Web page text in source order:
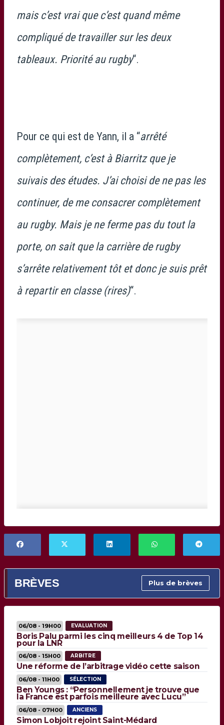
mais c’est vrai que c’est quand même
compliqué de travailler sur les deux
tableaux. Priorité au rugby“.
Pour ce qui est de Yann, il a “arrêté
complètement, c’est à Biarritz que je
suivais des études. J’ai choisi de ne pas les
continuer, de me consacrer complètement
au rugby. Mais je ne ferme pas du tout la
porte, on sait que la carrière de rugby
s’arrête relativement tôt et donc je suis prêt
à repartir en classe (rires)“.
BRÈVES Plus de brèves
06/08 - 19H00 EVALUATION
Boris Palu parmi les cinq meilleurs 4 de Top 14
pour la LNR
06/08 - 15H00 ARBITRE
Une réforme de l’arbitrage vidéo cette saison
06/08 - 11H00 SÉLECTION
Ben Youngs : “Personnellement je trouve que
la France est parfois meilleure avec Lucu”
06/08 - 07H00 ANCIENS
Simon Lobjoit rejoint Saint-Médard